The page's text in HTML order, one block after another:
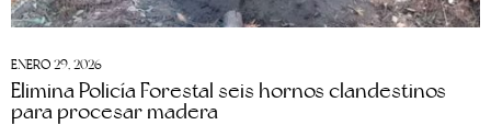
ENERO 29, 2026
Elimina Policía Forestal seis hornos clandestinos
para procesar madera